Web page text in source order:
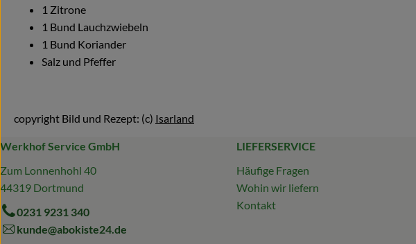
1 Zitrone
1 Bund Lauchzwiebeln
1 Bund Koriander
Salz und Pfeffer
copyright Bild und Rezept: (c) Isarland
Werkhof Service GmbH
Zum Lonnenhohl 40
44319 Dortmund
0231 9231 340
kunde@abokiste24.de
LIEFERSERVICE
Häufige Fragen
Wohin wir liefern
Kontakt